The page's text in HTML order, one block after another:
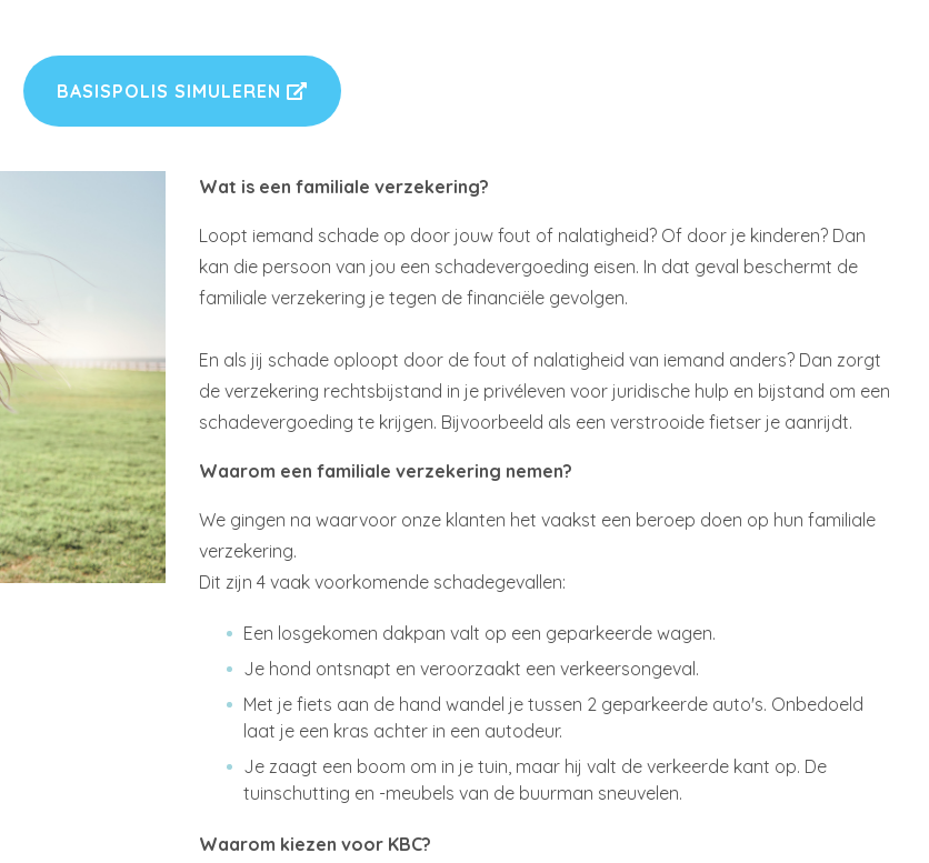
BASISPOLIS SIMULEREN
Wat is een familiale verzekering?
Loopt iemand schade op door jouw fout of nalatigheid? Of door je kinderen? Dan
kan die persoon van jou een schadevergoeding eisen. In dat geval beschermt de
familiale verzekering je tegen de financiële gevolgen.
En als jij schade oploopt door de fout of nalatigheid van iemand anders? Dan zorgt
de verzekering rechtsbijstand in je privéleven voor juridische hulp en bijstand om een
schadevergoeding te krijgen. Bijvoorbeeld als een verstrooide fietser je aanrijdt.
Waarom een familiale verzekering nemen?
We gingen na waarvoor onze klanten het vaakst een beroep doen op hun familiale
verzekering.
Dit zijn 4 vaak voorkomende schadegevallen:
Een losgekomen dakpan valt op een geparkeerde wagen.
Je hond ontsnapt en veroorzaakt een verkeersongeval.
Met je fiets aan de hand wandel je tussen 2 geparkeerde auto's. Onbedoeld
laat je een kras achter in een autodeur.
Je zaagt een boom om in je tuin, maar hij valt de verkeerde kant op. De
tuinschutting en -meubels van de buurman sneuvelen.
Waarom kiezen voor KBC?